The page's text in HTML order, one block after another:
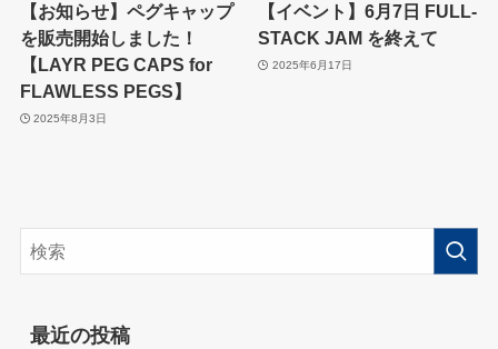
【お知らせ】ペグキャップ
を販売開始しました！
【LAYR PEG CAPS for
FLAWLESS PEGS】
2025年8月3日
【イベント】6月7日 FULL-
STACK JAM を終えて
2025年6月17日
最近の投稿